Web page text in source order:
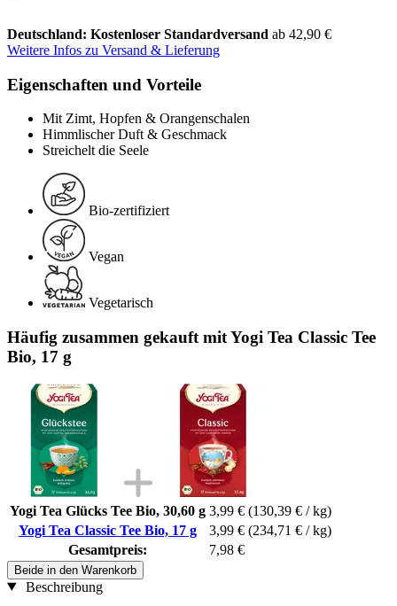
Deutschland: Kostenloser Standardversand ab 42,90 €
Weitere Infos zu Versand & Lieferung
Eigenschaften und Vorteile
Mit Zimt, Hopfen & Orangenschalen
Himmlischer Duft & Geschmack
Streichelt die Seele
Bio-zertifiziert
Vegan
Vegetarisch
Häufig zusammen gekauft mit Yogi Tea Classic Tee
Bio, 17 g
Yogi Tea Glücks Tee Bio, 30,60 g 3,99 € (130,39 € / kg)
Yogi Tea Classic Tee Bio, 17 g
3,99 € (234,71 € / kg)
Gesamtpreis:
7,98 €
Beide in den Warenkorb
Beschreibung